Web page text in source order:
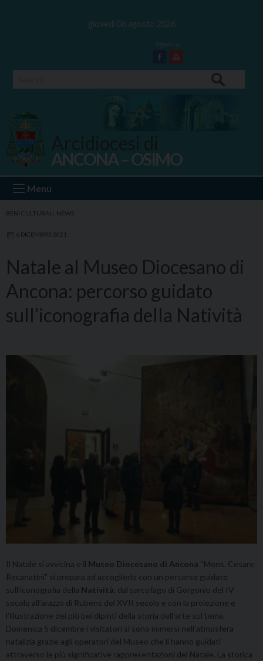
giovedì 06 agosto 2026
Facebook
Youtube
Ancona Osimo
ANCONA – OSIMO
Menu
BENI CULTURALI NEWS
6 DICEMBRE 2021
Natale al Museo Diocesano di
Ancona: percorso guidato
sull’iconografia della Natività
Il Natale si avvicina e il Museo Diocesano di Ancona “Mons. Cesare
Recanatini” si prepara ad accoglierlo con un percorso guidato
sull’iconografia della Natività , dal sarcofago di Gorgonio del IV
secolo all’arazzo di Rubens del XVII secolo e con la proiezione e
l’illustrazione dei più bei dipinti della storia dell’arte sul tema.
Domenica 5 dicembre i visitatori si sono immersi nell’atmosfera
natalizia grazie agli operatori del Museo che li hanno guidati
attraverso le più significative rappresentazioni del Natale. La storica